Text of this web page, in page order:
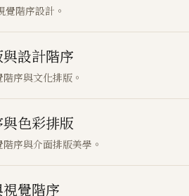
階序設計。
設計階序
序與文化排版。
色彩排版
序與介面排版美學。
覺階序